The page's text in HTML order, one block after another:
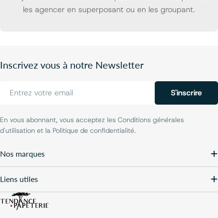
les agencer en superposant ou en les groupant.
Inscrivez vous à notre Newsletter
S'inscrire
En vous abonnant, vous acceptez les Conditions générales
d'utilisation et la Politique de confidentialité.
Nos marques
Liens utiles